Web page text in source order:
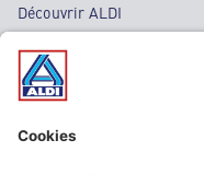
Découvrir ALDI
Nos bons plans
Nos rayons
Nos marques